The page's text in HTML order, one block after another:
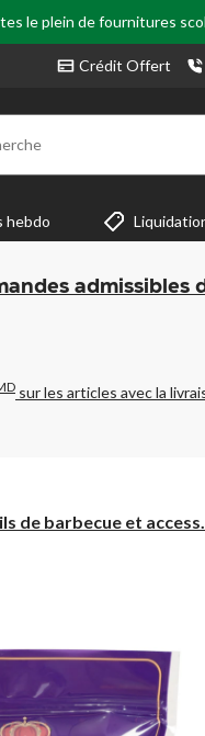
le plein de fournitures
Crédit Offert
hebdo
admissibles
sur les articles avec la
de barbecue et access...